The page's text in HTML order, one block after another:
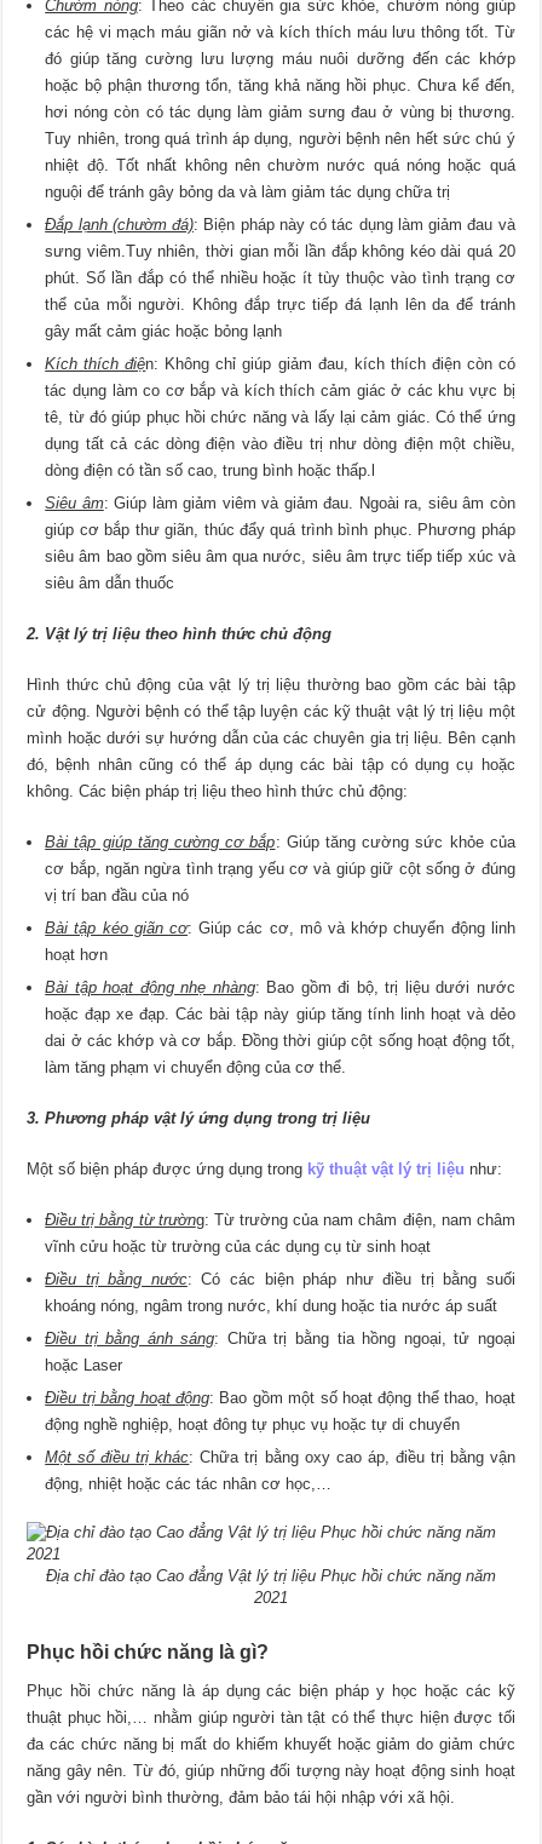
Chườm nóng: Theo các chuyên gia sức khỏe, chườm nóng giúp
các hệ vi mạch máu giãn nở và kích thích máu lưu thông tốt. Từ
đó giúp tăng cường lưu lượng máu nuôi dưỡng đến các khớp
hoặc bộ phận thương tổn, tăng khả năng hồi phục. Chưa kể đến,
hơi nóng còn có tác dụng làm giảm sưng đau ở vùng bị thương.
Tuy nhiên, trong quá trình áp dụng, người bệnh nên hết sức chú ý
nhiệt độ. Tốt nhất không nên chườm nước quá nóng hoặc quá
nguội để tránh gây bỏng da và làm giảm tác dụng chữa trị
Đắp lạnh (chườm đá): Biện pháp này có tác dụng làm giảm đau và
sưng viêm.Tuy nhiên, thời gian mỗi lần đắp không kéo dài quá 20
phút. Số lần đắp có thể nhiều hoặc ít tùy thuộc vào tình trạng cơ
thể của mỗi người. Không đắp trực tiếp đá lạnh lên da để tránh
gây mất cảm giác hoặc bỏng lạnh
Kích thích điện: Không chỉ giúp giảm đau, kích thích điện còn có
tác dụng làm co cơ bắp và kích thích cảm giác ở các khu vực bị
tê, từ đó giúp phục hồi chức năng và lấy lại cảm giác. Có thể ứng
dụng tất cả các dòng điện vào điều trị như dòng điện một chiều,
dòng điện có tần số cao, trung bình hoặc thấp.l
Siêu âm: Giúp làm giảm viêm và giảm đau. Ngoài ra, siêu âm còn
giúp cơ bắp thư giãn, thúc đẩy quá trình bình phục. Phương pháp
siêu âm bao gồm siêu âm qua nước, siêu âm trực tiếp tiếp xúc và
siêu âm dẫn thuốc
2. Vật lý trị liệu theo hình thức chủ động
Hình thức chủ động của vật lý trị liệu thường bao gồm các bài tập
cử động. Người bệnh có thể tập luyện các kỹ thuật vật lý trị liệu một
mình hoặc dưới sự hướng dẫn của các chuyên gia trị liệu. Bên cạnh
đó, bệnh nhân cũng có thể áp dụng các bài tập có dụng cụ hoặc
không. Các biện pháp trị liệu theo hình thức chủ động:
Bài tập giúp tăng cường cơ bắp: Giúp tăng cường sức khỏe của
cơ bắp, ngăn ngừa tình trạng yếu cơ và giúp giữ cột sống ở đúng
vị trí ban đầu của nó
Bài tập kéo giãn cơ: Giúp các cơ, mô và khớp chuyển động linh
hoạt hơn
Bài tập hoạt động nhẹ nhàng: Bao gồm đi bộ, trị liệu dưới nước
hoặc đạp xe đạp. Các bài tập này giúp tăng tính linh hoạt và dẻo
dai ở các khớp và cơ bắp. Đồng thời giúp cột sống hoạt động tốt,
làm tăng phạm vi chuyển động của cơ thể.
3. Phương pháp vật lý ứng dụng trong trị liệu
Một số biện pháp được ứng dụng trong kỹ thuật vật lý trị liệu như:
Điều trị bằng từ trường: Từ trường của nam châm điện, nam châm
vĩnh cửu hoặc từ trường của các dụng cụ từ sinh hoạt
Điều trị bằng nước: Có các biện pháp như điều trị bằng suối
khoáng nóng, ngâm trong nước, khí dung hoặc tia nước áp suất
Điều trị bằng ánh sáng: Chữa trị bằng tia hồng ngoại, tử ngoại
hoặc Laser
Điều trị bằng hoạt động: Bao gồm một số hoạt động thể thao, hoạt
động nghề nghiệp, hoạt đông tự phục vụ hoặc tự di chuyển
Một số điều trị khác: Chữa trị bằng oxy cao áp, điều trị bằng vận
động, nhiệt hoặc các tác nhân cơ học,…
Địa chỉ đào tạo Cao đẳng Vật lý trị liệu Phục hồi chức năng năm
2021
Phục hồi chức năng là gì?
Phục hồi chức năng là áp dụng các biện pháp y học hoặc các kỹ
thuật phục hồi,… nhằm giúp người tàn tật có thể thực hiện được tối
đa các chức năng bị mất do khiếm khuyết hoặc giảm do giảm chức
năng gây nên. Từ đó, giúp những đối tượng này hoạt động sinh hoạt
gần với người bình thường, đảm bảo tái hội nhập với xã hội.